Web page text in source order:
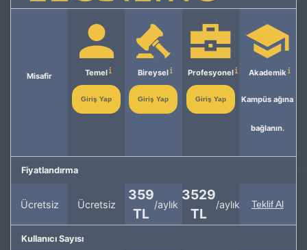
Misafir Temel
Giriş Yap
Bireysel
Giriş Yap
Profesyonel
Giriş Yap
Akademik
Kampüs ağına
bağlanın.
Fiyatlandırma
Ücretsiz Ücretsiz
359
TL
/aylık
3529
TL
/aylık Teklif Al
Kullanıcı Sayısı